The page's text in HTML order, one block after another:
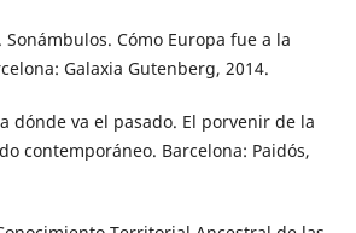
Sonámbulos. Cómo Europa fue a la
Galaxia Gutenberg, 2014.
dónde va el pasado. El porvenir de la
contemporáneo. Barcelona: Paidós,